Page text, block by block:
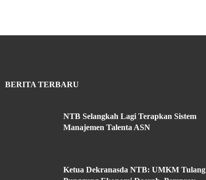
BERITA TERBARU
NTB Selangkah Lagi Terapkan Sistem
Manajemen Talenta ASN
Ketua Dekranasda NTB: UMKM Tulang